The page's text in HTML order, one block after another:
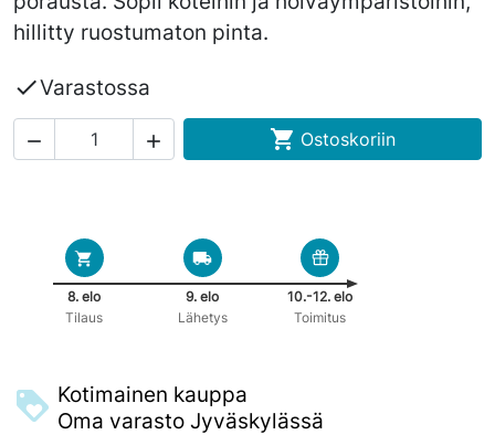
hillitty ruostumaton pinta.
Varastossa
   Ostoskoriin
8. elo
Tilaus
9. elo
Lähetys
10.-12. elo
Toimitus
Kotimainen kauppa
Oma varasto Jyväskylässä